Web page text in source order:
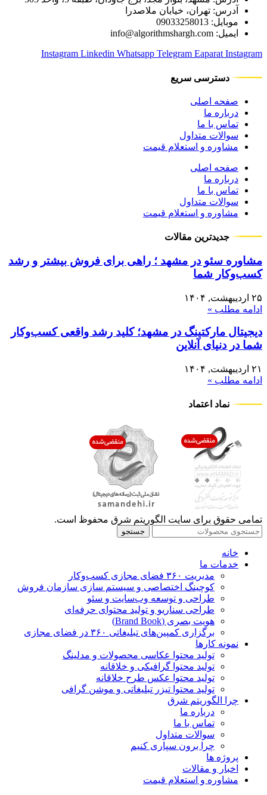
آدرس: تهران، خیابان ملاصدرا
موبایل: 09033258013
ایمیل: info@algorithmshargh.com
Instagram Linkedin Whatsapp Telegram Eaparat Instagram
دسترسی سریع
صفحه اصلی
درباره ما
تماس با ما
سوالات متداول
مشاوره و استعلام قیمت
صفحه اصلی
درباره ما
تماس با ما
سوالات متداول
مشاوره و استعلام قیمت
جدیدترین مقالات
مشاوره سئو در مشهد ؛ راهی برای فروش بیشتر و رشد
کسب‌وکار شما
۲۵ اردیبهشت, ۱۴۰۴
ادامه مطلب »
دیجیتال مارکتینگ در مشهد؛ کلید رشد واقعی کسب‌وکار
شما در دنیای آنلاین
۲۱ اردیبهشت, ۱۴۰۴
ادامه مطلب »
نماد اعتماد
تمامی حقوق برای سایت الگوریتم شرق محفوظ است.
جستجو
خانه
خدمات ما
مدیریت ۳۶۰ فضای مجازی کسب‌وکار
کوچینگ اختصاصی و سیستم سازی سازمان فروش
طراحی و توسعه وب‌سایت و سئو
طراحی سناریو و تولید محتوای حرفه‌ای
هویت بصری (Brand Book)
برگزاری کمپین‌های تبلیغاتی ۳۶۰ در فضای مجازی
نمونه کارها
تولید محتوا عکاسی محصولات و مدلینگ
تولید محتوا گرافیکی و خلاقانه
تولید محتوا عکس طرح خلاقانه
تولید محتوا تیزر تبلیغاتی و موشن گرافی
چرا الگوریتم شرق
درباره ما
تماس با ما
سوالات متداول
چرا برون سپاری کنیم
پروژه ها
اخبار و مقالات
مشاوره و استعلام قیمت